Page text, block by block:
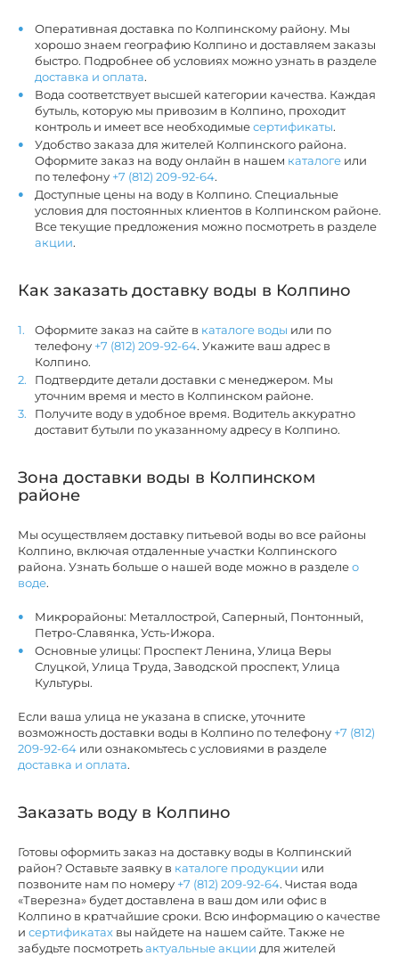
Оперативная доставка по Колпинскому району. Мы
хорошо знаем географию Колпино и доставляем заказы
быстро. Подробнее об условиях можно узнать в разделе
доставка и оплата.
Вода соответствует высшей категории качества. Каждая
бутыль, которую мы привозим в Колпино, проходит
контроль и имеет все необходимыесертификаты.
Удобство заказа для жителей Колпинского района.
Оформите заказ на воду онлайн в нашем каталогеили
по телефону +7 (812) 209-92-64.
Доступные цены на воду в Колпино. Специальные
условия для постоянных клиентов в Колпинском районе.
Все текущие предложения можно посмотреть в разделе
акции.
Как заказать доставку воды в Колпино
Оформите заказ на сайте в каталоге воды или по
телефону +7 (812) 209-92-64. Укажите ваш адрес в
Колпино.
Подтвердите детали доставки с менеджером. Мы
уточним время и место в Колпинском районе.
Получите воду в удобное время. Водитель аккуратно
доставит бутыли по указанному адресу в Колпино.
Зона доставки воды в Колпинском
районе
Мы осуществляем доставку питьевой воды во все районы
Колпино, включая отдаленные участки Колпинского
района. Узнать больше о нашей воде можно в разделео
воде.
Микрорайоны: Металлострой, Саперный, Понтонный,
Петро-Славянка, Усть-Ижора.
Основные улицы: Проспект Ленина, Улица Веры
Слуцкой, Улица Труда, Заводской проспект, Улица
Культуры.
Если ваша улица не указана в списке, уточните
возможность доставки воды в Колпино по телефону +7 (812)
209-92-64 или ознакомьтесь с условиями в разделе
доставка и оплата.
Заказать воду в Колпино
Готовы оформить заказ на доставку воды в Колпинский
район? Оставьте заявку в каталоге продукции или
позвоните нам по номеру +7 (812) 209-92-64. Чистая вода
«Тверезна» будет доставлена в ваш дом или офис в
Колпино в кратчайшие сроки. Всю информацию о качестве
и сертификатах вы найдете на нашем сайте. Также не
забудьте посмотретьактуальные акции для жителей